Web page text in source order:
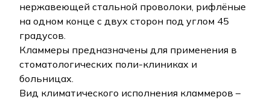
нержавеющей стальной проволоки, рифлёные
на одном конце с двух сторон под углом 45
градусов.
Кламмеры предназначены для применения в
стоматологических поли-клиниках и
больницах.
Вид климатического исполнения кламмеров –